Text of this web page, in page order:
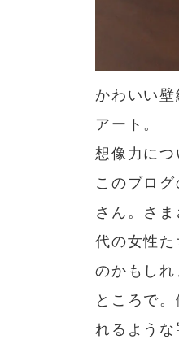
かわいい
アート。
想像力につ
このブロ
さん。さ
代の女性
のかもしれ
ところで
れるよう